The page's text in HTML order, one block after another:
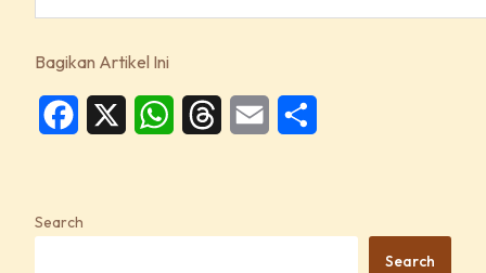
Bagikan Artikel Ini
Facebook WhatsApp
Threads Email
Search
Search